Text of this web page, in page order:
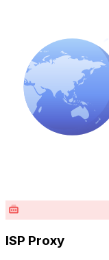
ISP Proxy